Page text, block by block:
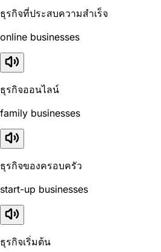
ธุรกิจที่ประสบความสำเร็จ
online businesses
ธุรกิจออนไลน์
family businesses
ธุรกิจของครอบครัว
start-up businesses
ธุรกิจเริ่มต้น